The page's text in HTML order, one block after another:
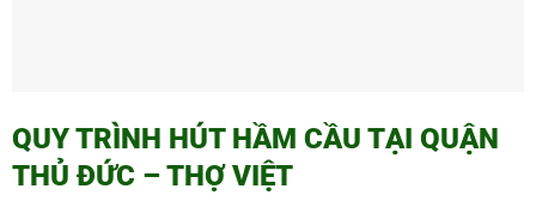
QUY TRÌNH HÚT HẦM CẦU TẠI QUẬN
THỦ ĐỨC – THỢ VIỆT